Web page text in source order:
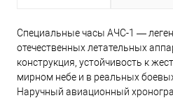
Специальные часы АЧС-1 —
отечественных летательных
конструкция, устойчивость к
мирном небе и в реальных
Наручный авиационный